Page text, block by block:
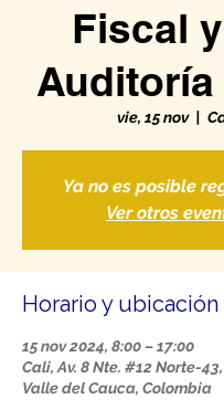
Fiscal
Auditoría
vie, 15 nov
  |
Ya no es posible
Ver otros
Horario y ubicación
15 nov 2024, 8:00 – 17:00
Cali, Av. 8 Nte. #12 Norte-
Valle del Cauca, Colombia